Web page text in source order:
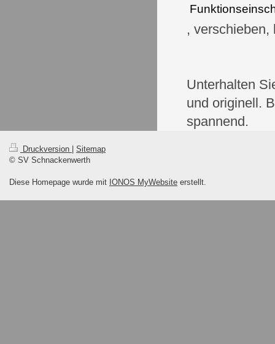
, verschieben,
Unterhalten
und originell.
spannend.
Druckversion
Sitemap
© SV Schnackenwerth
Diese Homepage wurde mit IONOS MyWebsite erstellt.